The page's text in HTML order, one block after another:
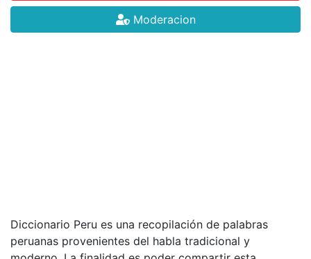
Moderacion
Diccionario Peru es una recopilación de palabras
peruanas provenientes del habla tradicional y